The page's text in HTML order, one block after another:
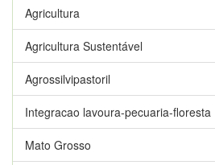
Agricultura
Agricultura Sustentável
Agrossilvipastoril
Integracao lavoura-pecuaria-floresta
Mato Grosso